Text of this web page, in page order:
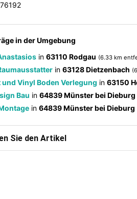
in der Umgebung
in 63110 Rodgau (6.33 km
in 63128 Dietzenbach
und Vinyl Boden Verlegung in 63150
Bau in 64839 Münster bei Dieburg
in 64839 Münster bei Dieburg
Sie den Artikel